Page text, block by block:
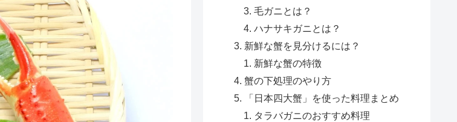
毛ガニとは？
ハナサキガニとは？
新鮮な蟹を見分けるには？
新鮮な蟹の特徴
蟹の下処理のやり方
「日本四大蟹」を使った料理まとめ
タラバガニのおすすめ料理